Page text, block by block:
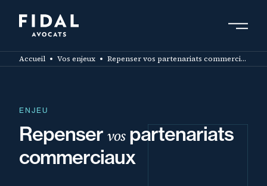
contenu
principal
Accueil Vos enjeux Repenser vos partenariats commerciaux
ENJEU
Repenser vospartenariats
commerciaux